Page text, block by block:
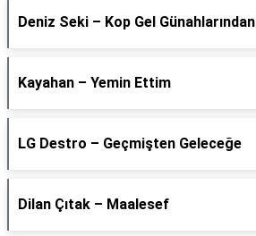
Deniz Seki – Kop Gel Günahlarından
Kayahan – Yemin Ettim
LG Destro – Geçmişten Geleceğe
Dilan Çıtak – Maalesef